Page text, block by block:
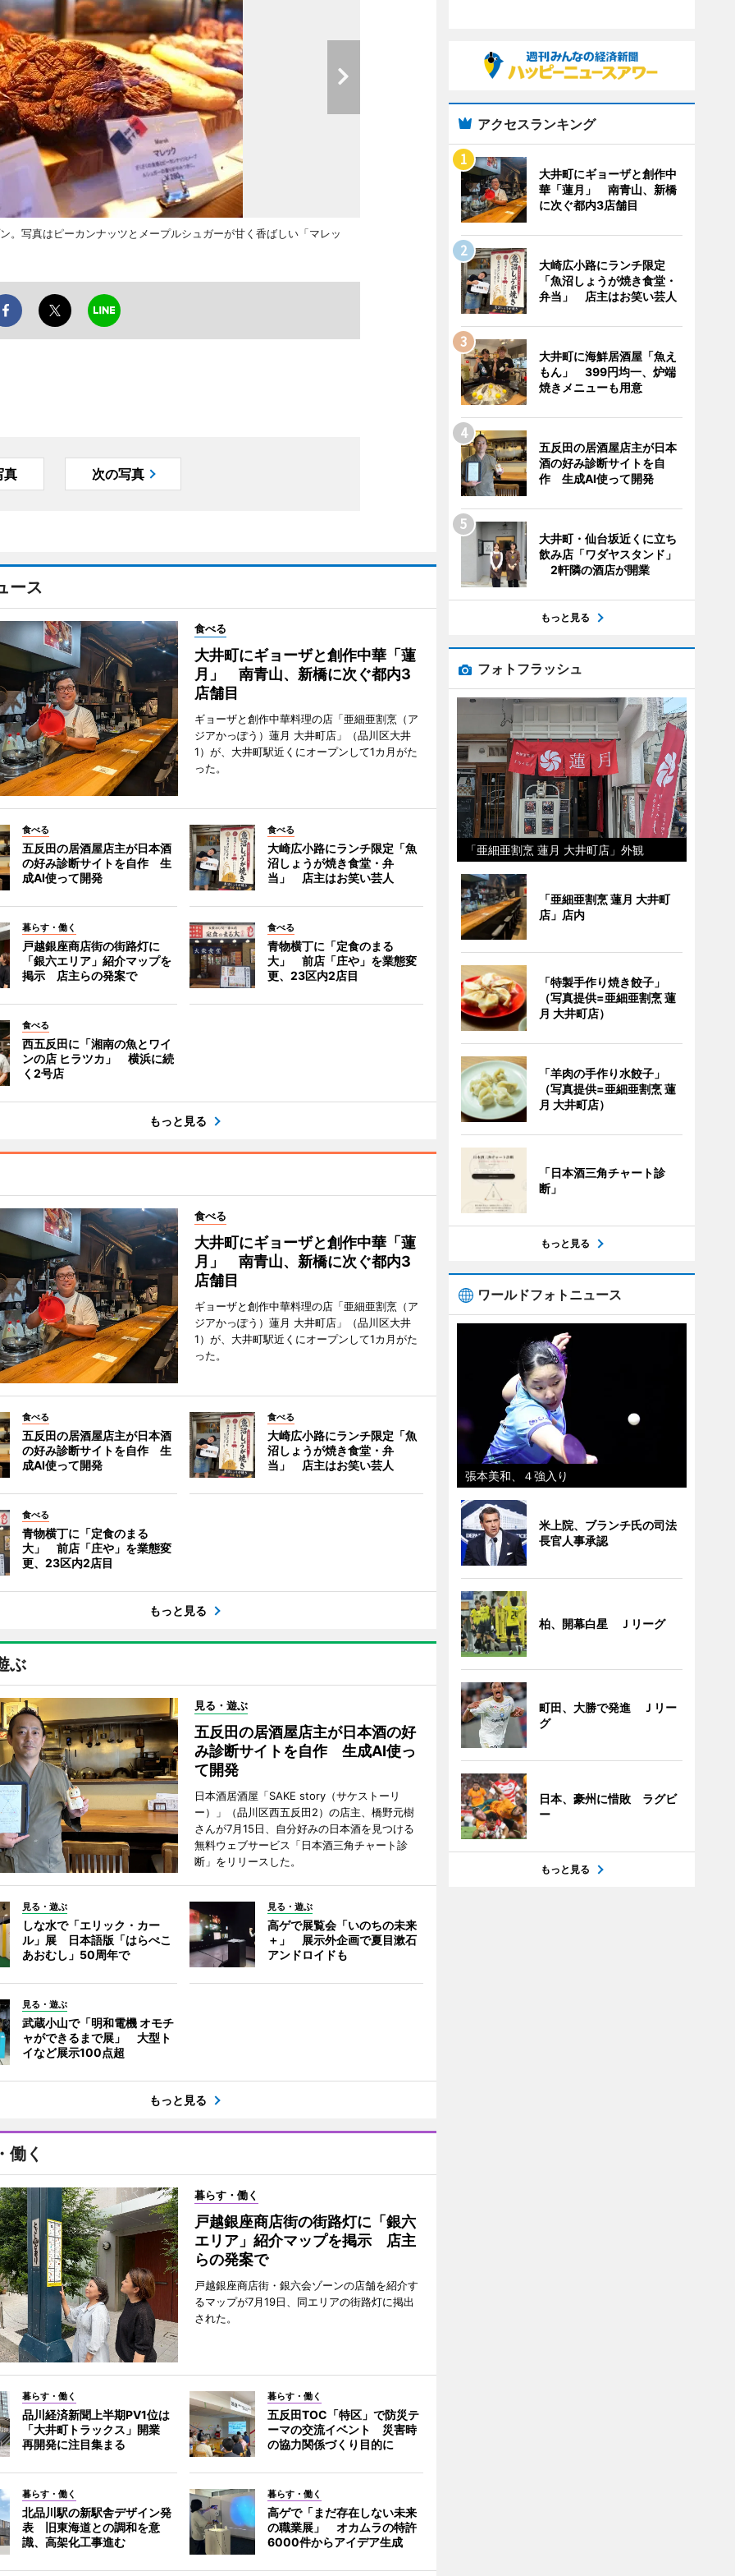
。写真はピーカンナッツとメープルシュガーが甘く香ばしい「マレッ
真 次の写真
ース
食べる
大井町にギョーザと創作中華「蓮
月」 南青山、新橋に次ぐ都内3
店舗目
ギョーザと創作中華料理の店「亜細亜割烹（ア
ジアかっぽう）蓮月 大井町店」（品川区大井
1）が、大井町駅近くにオープンして1カ月がた
った。
食べる
五反田の居酒屋店主が日本酒
の好み診断サイトを自作 生
成AI使って開発
食べる
大崎広小路にランチ限定「魚
沼しょうが焼き食堂・弁
当」 店主はお笑い芸人
暮らす・働く
戸越銀座商店街の街路灯に
「銀六エリア」紹介マップを
掲示 店主らの発案で
食べる
青物横丁に「定食のまる
大」 前店「庄や」を業態変
更、23区内2店目
食べる
西五反田に「湘南の魚とワイ
ンの店 ヒラツカ」 横浜に続
く2号店
もっと見る
食べる
大井町にギョーザと創作中華「蓮
月」 南青山、新橋に次ぐ都内3
店舗目
ギョーザと創作中華料理の店「亜細亜割烹（ア
ジアかっぽう）蓮月 大井町店」（品川区大井
1）が、大井町駅近くにオープンして1カ月がた
った。
食べる
五反田の居酒屋店主が日本酒
の好み診断サイトを自作 生
成AI使って開発
食べる
大崎広小路にランチ限定「魚
沼しょうが焼き食堂・弁
当」 店主はお笑い芸人
食べる
青物横丁に「定食のまる
大」 前店「庄や」を業態変
更、23区内2店目
もっと見る
ぶ
見る・遊ぶ
五反田の居酒屋店主が日本酒の好
み診断サイトを自作 生成AI使っ
て開発
日本酒居酒屋「SAKE story（サケストーリ
ー）」（品川区西五反田2）の店主、橋野元樹
さんが7月15日、自分好みの日本酒を見つける
無料ウェブサービス「日本酒三角チャート診
断」をリリースした。
見る・遊ぶ
しな水で「エリック・カー
ル」展 日本語版「はらぺこ
あおむし」50周年で
見る・遊ぶ
高ゲで展覧会「いのちの未来
＋」 展示外企画で夏目漱石
アンドロイドも
見る・遊ぶ
武蔵小山で「明和電機 オモチ
ャができるまで展」 大型ト
イなど展示100点超
もっと見る
働く
暮らす・働く
戸越銀座商店街の街路灯に「銀六
エリア」紹介マップを掲示 店主
らの発案で
戸越銀座商店街・銀六会ゾーンの店舗を紹介す
るマップが7月19日、同エリアの街路灯に掲出
された。
暮らす・働く
品川経済新聞上半期PV1位は
「大井町トラックス」開業
再開発に注目集まる
暮らす・働く
五反田TOC「特区」で防災テ
ーマの交流イベント 災害時
の協力関係づくり目的に
暮らす・働く
北品川駅の新駅舎デザイン発
表 旧東海道との調和を意
識、高架化工事進む
暮らす・働く
高ゲで「まだ存在しない未来
の職業展」 オカムラの特許
6000件からアイデア生成
アクセスランキング
大井町にギョーザと創作中
華「蓮月」 南青山、新橋
に次ぐ都内3店舗目
大崎広小路にランチ限定
「魚沼しょうが焼き食堂・
弁当」 店主はお笑い芸人
大井町に海鮮居酒屋「魚え
もん」 399円均一、炉端
焼きメニューも用意
五反田の居酒屋店主が日本
酒の好み診断サイトを自
作 生成AI使って開発
大井町・仙台坂近くに立ち
飲み店「ワダヤスタンド」
2軒隣の酒店が開業
もっと見る
フォトフラッシュ
「亜細亜割烹 蓮月 大井町店」外観
「亜細亜割烹 蓮月 大井町
店」店内
「特製手作り焼き餃子」
（写真提供=亜細亜割烹 蓮
月 大井町店）
「羊肉の手作り水餃子」
（写真提供=亜細亜割烹 蓮
月 大井町店）
「日本酒三角チャート診
断」
もっと見る
ワールドフォトニュース
張本美和、４強入り
米上院、ブランチ氏の司法
長官人事承認
柏、開幕白星 Ｊリーグ
町田、大勝で発進 Ｊリー
グ
日本、豪州に惜敗 ラグビ
ー
もっと見る